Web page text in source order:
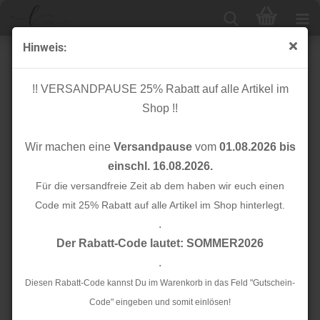
Hinweis:
!! VERSANDPAUSE 25% Rabatt auf alle Artikel im
Shop !!
Wir machen eine Versandpausevom 01.08.2026 bis
einschl. 16.08.2026.
Für die versandfreie Zeit ab dem haben wir euch einen
Code mit 25% Rabatt auf alle Artikel im Shop hinterlegt.
.
Der Rabatt-Code lautet: SOMMER2026
.
Diesen Rabatt-Code kannst Du im Warenkorb in das Feld "Gutschein-
Code" eingeben und somit einlösen!
Gekochte Baumwolle - uni - senf